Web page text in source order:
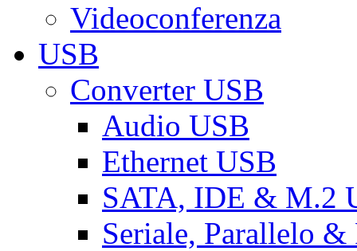
Videoconferenza
USB
Converter USB
Audio USB
Ethernet USB
SATA, IDE & M.2
Seriale, Parallelo &